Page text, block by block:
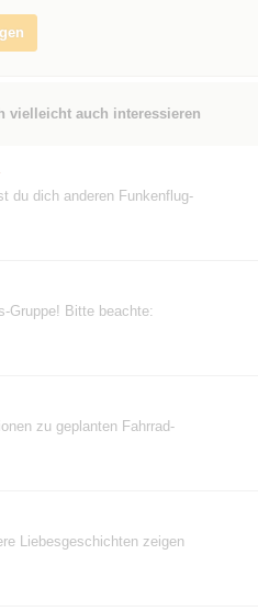
vielleicht auch interessieren
du dich anderen Funkenflug-
Gruppe! Bitte beachte:
zu geplanten Fahrrad-
Liebesgeschichten zeigen